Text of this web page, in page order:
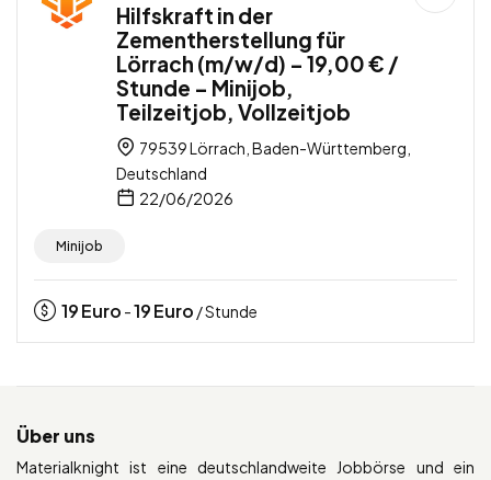
Hilfskraft in der
Zementherstellung für
Lörrach (m/w/d) – 19,00 € /
Stunde – Minijob,
Teilzeitjob, Vollzeitjob
79539 Lörrach, Baden-Württemberg,
Deutschland
22/06/2026
Minijob
19Euro -19Euro / Stunde
Über uns
Materialknight ist eine deutschlandweite Jobbörse und ein